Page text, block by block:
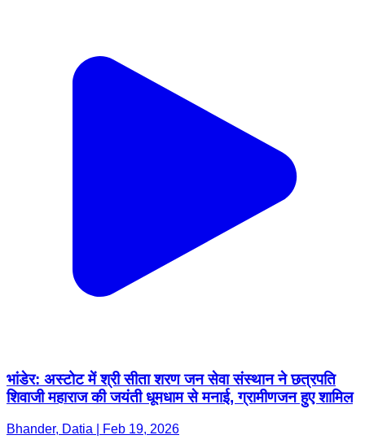
भांडेर: अस्टोट में श्री सीता शरण जन सेवा संस्थान ने छत्रपति
शिवाजी महाराज की जयंती धूमधाम से मनाई, ग्रामीणजन हुए शामिल
Bhander, Datia | Feb 19, 2026